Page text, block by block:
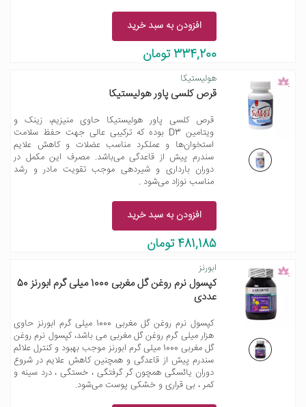
افزودن به سبد خرید
334,200 تومان
هولیستیکا
قرص کلسی پاور هولیستیکا
قرص کلسی پاور هولیستیکا حاوی منیزیم، زینک و
ویتامین D3 بوده که ترکیبی عالی جهت حفظ سلامت
استخوان‌ها و عملکرد مناسب عضلات و کاهش علایم
سندرم پیش از قاعدگی می‌باشد. مصرف این مکمل در
دوران بارداری و شیردهی موجب تقویت مادر و رشد
مناسب نوزاد می‌شود .
افزودن به سبد خرید
481,185 تومان
ابورنز
کپسول نرم روغن گل مغربی 1000 میلی گرم ابورنز 50
عددی
کپسول نرم روغن گل مغربی 1000 میلی گرم ابورنز حاوی
هزار میلی گرم روغن گل مغربی می باشد، کپسول نرم روغن
گل مغربی 1000 میلی گرم ابورنز موجب بهبود و کنترل علائم
سندرم پیش از قاعدگی و همچنین کاهش علایم در شروع
دوران یائسگی همچون گر گرفتگی ، خستگی ، درد سینه و
کمر ، بی قراری و خشکی پوست می‌شود.